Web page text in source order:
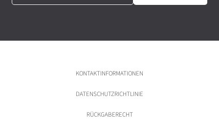
KONTAKTINFORMATIONEN
DATENSCHUTZRICHTLINIE
RÜCKGABERECHT